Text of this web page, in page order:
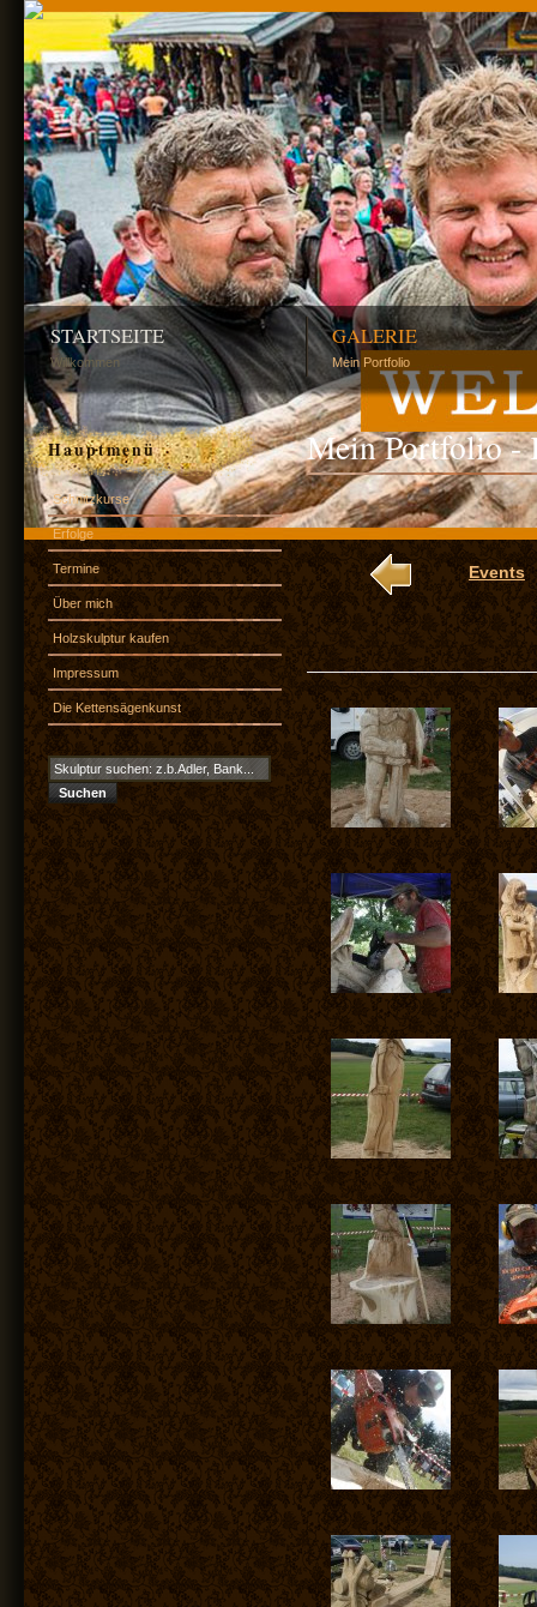
STARTSEITE
Willkommen
GALERIE
Mein Portfolio
Mein Portfolio -
Events
Hauptmenü
Schnitzkurse
Erfolge
Termine
Über mich
Holzskulptur kaufen
Impressum
Die Kettensägenkunst